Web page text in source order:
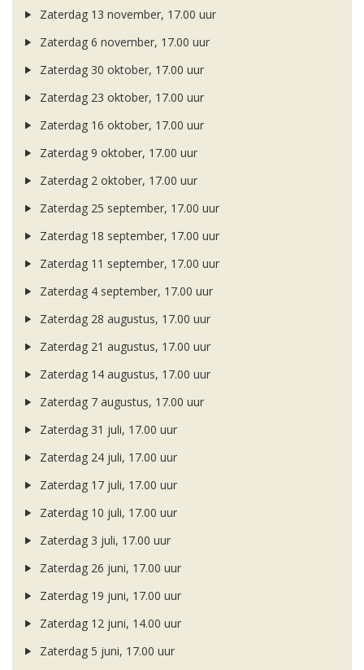
Zaterdag 13 november, 17.00 uur
Zaterdag 6 november, 17.00 uur
Zaterdag 30 oktober, 17.00 uur
Zaterdag 23 oktober, 17.00 uur
Zaterdag 16 oktober, 17.00 uur
Zaterdag 9 oktober, 17.00 uur
Zaterdag 2 oktober, 17.00 uur
Zaterdag 25 september, 17.00 uur
Zaterdag 18 september, 17.00 uur
Zaterdag 11 september, 17.00 uur
Zaterdag 4 september, 17.00 uur
Zaterdag 28 augustus, 17.00 uur
Zaterdag 21 augustus, 17.00 uur
Zaterdag 14 augustus, 17.00 uur
Zaterdag 7 augustus, 17.00 uur
Zaterdag 31 juli, 17.00 uur
Zaterdag 24 juli, 17.00 uur
Zaterdag 17 juli, 17.00 uur
Zaterdag 10 juli, 17.00 uur
Zaterdag 3 juli, 17.00 uur
Zaterdag 26 juni, 17.00 uur
Zaterdag 19 juni, 17.00 uur
Zaterdag 12 juni, 14.00 uur
Zaterdag 5 juni, 17.00 uur